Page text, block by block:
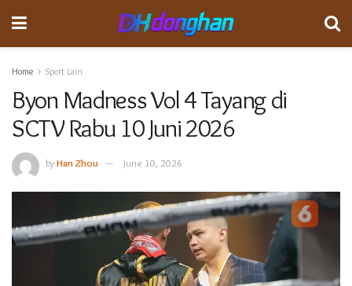
Home Sport Lain
Byon Madness Vol 4 Tayang di
SCTV Rabu 10 Juni 2026
byHan Zhou June 10, 2026